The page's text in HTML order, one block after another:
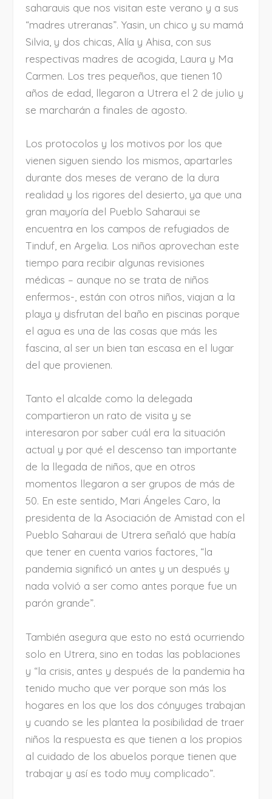
saharauis que nos visitan este verano y a sus
“madres utreranas”. Yasin, un chico y su mamá
Silvia, y dos chicas, Alía y Ahisa, con sus
respectivas madres de acogida, Laura y Ma
Carmen. Los tres pequeños, que tienen 10
años de edad, llegaron a Utrera el 2 de julio y
se marcharán a finales de agosto.
Los protocolos y los motivos por los que
vienen siguen siendo los mismos, apartarles
durante dos meses de verano de la dura
realidad y los rigores del desierto, ya que una
gran mayoría del Pueblo Saharaui se
encuentra en los campos de refugiados de
Tinduf, en Argelia. Los niños aprovechan este
tiempo para recibir algunas revisiones
médicas – aunque no se trata de niños
enfermos-, están con otros niños, viajan a la
playa y disfrutan del baño en piscinas porque
el agua es una de las cosas que más les
fascina, al ser un bien tan escasa en el lugar
del que provienen.
Tanto el alcalde como la delegada
compartieron un rato de visita y se
interesaron por saber cuál era la situación
actual y por qué el descenso tan importante
de la llegada de niños, que en otros
momentos llegaron a ser grupos de más de
50. En este sentido, Mari Ángeles Caro, la
presidenta de la Asociación de Amistad con el
Pueblo Saharaui de Utrera señaló que había
que tener en cuenta varios factores, “la
pandemia significó un antes y un después y
nada volvió a ser como antes porque fue un
parón grande”.
También asegura que esto no está ocurriendo
solo en Utrera, sino en todas las poblaciones
y “la crisis, antes y después de la pandemia ha
tenido mucho que ver porque son más los
hogares en los que los dos cónyuges trabajan
y cuando se les plantea la posibilidad de traer
niños la respuesta es que tienen a los propios
al cuidado de los abuelos porque tienen que
trabajar y así es todo muy complicado”.